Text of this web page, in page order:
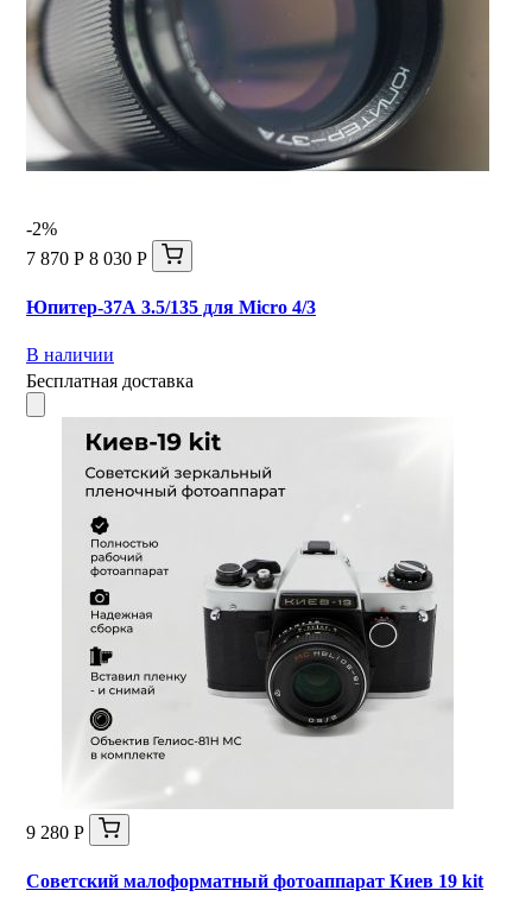
-2%
7 870 Р 8 030 Р
Юпитер-37А 3.5/135 для Micro 4/3
В наличии
Бесплатная доставка
9 280 Р
Советский малоформатный фотоаппарат Киев 19 kit